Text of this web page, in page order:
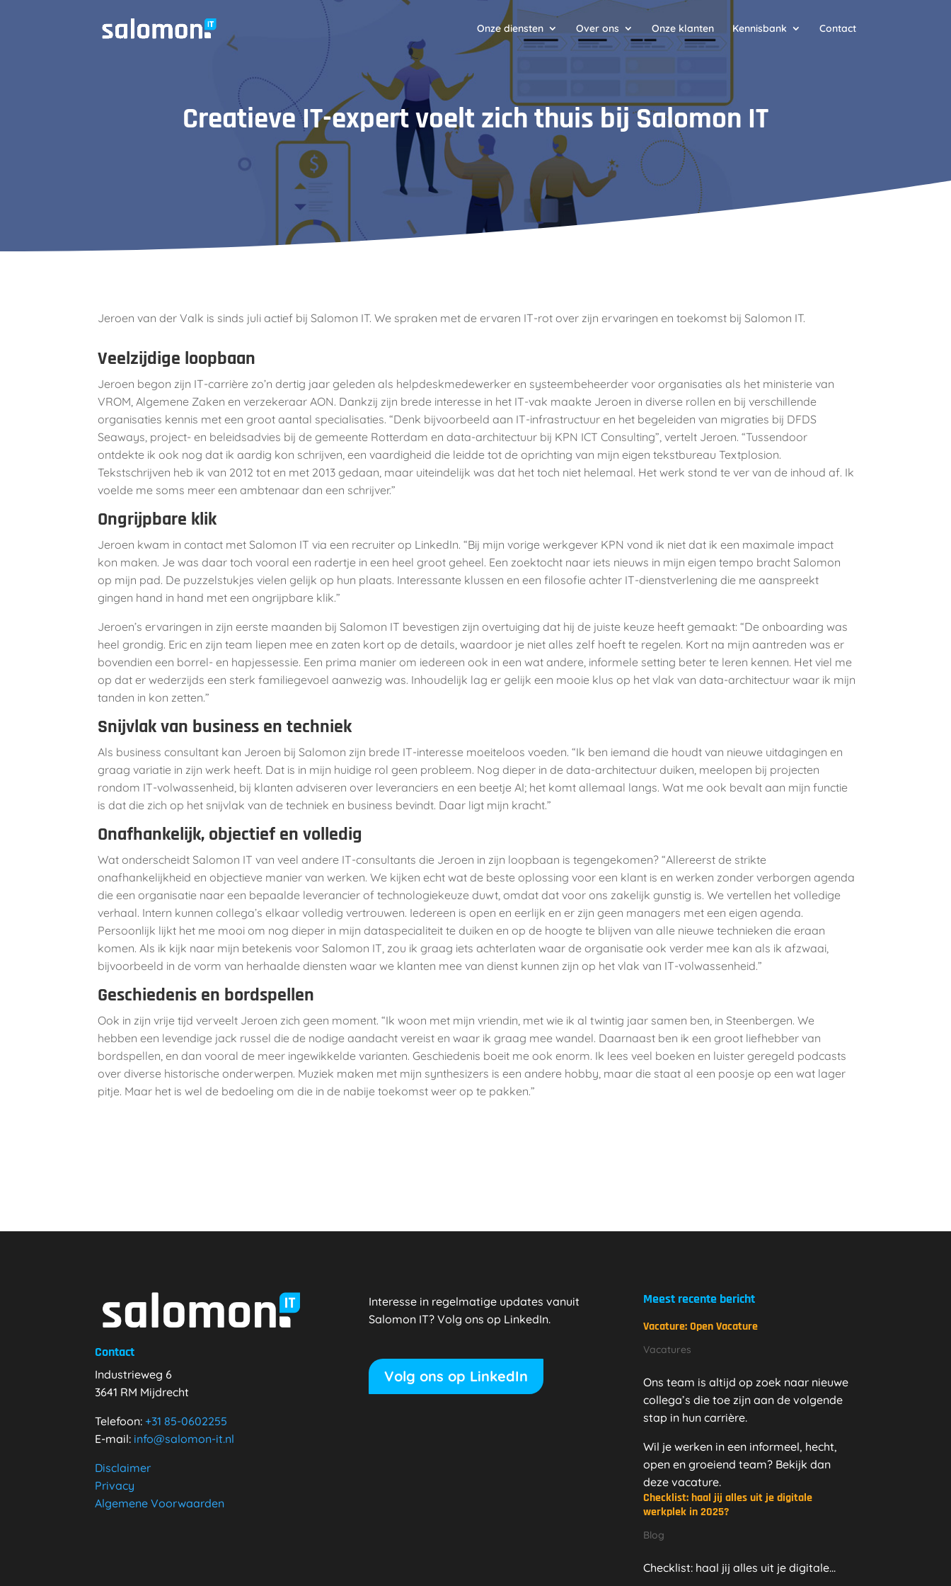
Onze diensten Over ons Onze klanten Kennisbank Contact
Creatieve IT-expert voelt zich thuis bij Salomon IT
Jeroen van der Valk is sinds juli actief bij Salomon IT. We spraken met de ervaren IT-rot over zijn ervaringen en toekomst bij Salomon IT.
Veelzijdige loopbaan
Jeroen begon zijn IT-carrière zo’n dertig jaar geleden als helpdeskmedewerker en systeembeheerder voor organisaties als het ministerie van
VROM, Algemene Zaken en verzekeraar AON. Dankzij zijn brede interesse in het IT-vak maakte Jeroen in diverse rollen en bij verschillende
organisaties kennis met een groot aantal specialisaties. “Denk bijvoorbeeld aan IT-infrastructuur en het begeleiden van migraties bij DFDS
Seaways, project- en beleidsadvies bij de gemeente Rotterdam en data-architectuur bij KPN ICT Consulting”, vertelt Jeroen. “Tussendoor
ontdekte ik ook nog dat ik aardig kon schrijven, een vaardigheid die leidde tot de oprichting van mijn eigen tekstbureau Textplosion.
Tekstschrijven heb ik van 2012 tot en met 2013 gedaan, maar uiteindelijk was dat het toch niet helemaal. Het werk stond te ver van de inhoud af. Ik
voelde me soms meer een ambtenaar dan een schrijver.”
Ongrijpbare klik
Jeroen kwam in contact met Salomon IT via een recruiter op LinkedIn. “Bij mijn vorige werkgever KPN vond ik niet dat ik een maximale impact
kon maken. Je was daar toch vooral een radertje in een heel groot geheel. Een zoektocht naar iets nieuws in mijn eigen tempo bracht Salomon
op mijn pad. De puzzelstukjes vielen gelijk op hun plaats. Interessante klussen en een filosofie achter IT-dienstverlening die me aanspreekt
gingen hand in hand met een ongrijpbare klik.”
Jeroen’s ervaringen in zijn eerste maanden bij Salomon IT bevestigen zijn overtuiging dat hij de juiste keuze heeft gemaakt: “De onboarding was
heel grondig. Eric en zijn team liepen mee en zaten kort op de details, waardoor je niet alles zelf hoeft te regelen. Kort na mijn aantreden was er
bovendien een borrel- en hapjessessie. Een prima manier om iedereen ook in een wat andere, informele setting beter te leren kennen. Het viel me
op dat er wederzijds een sterk familiegevoel aanwezig was. Inhoudelijk lag er gelijk een mooie klus op het vlak van data-architectuur waar ik mijn
tanden in kon zetten.”
Snijvlak van business en techniek
Als business consultant kan Jeroen bij Salomon zijn brede IT-interesse moeiteloos voeden. “Ik ben iemand die houdt van nieuwe uitdagingen en
graag variatie in zijn werk heeft. Dat is in mijn huidige rol geen probleem. Nog dieper in de data-architectuur duiken, meelopen bij projecten
rondom IT-volwassenheid, bij klanten adviseren over leveranciers en een beetje AI; het komt allemaal langs. Wat me ook bevalt aan mijn functie
is dat die zich op het snijvlak van de techniek en business bevindt. Daar ligt mijn kracht.”
Onafhankelijk, objectief en volledig
Wat onderscheidt Salomon IT van veel andere IT-consultants die Jeroen in zijn loopbaan is tegengekomen? “Allereerst de strikte
onafhankelijkheid en objectieve manier van werken. We kijken echt wat de beste oplossing voor een klant is en werken zonder verborgen agenda
die een organisatie naar een bepaalde leverancier of technologiekeuze duwt, omdat dat voor ons zakelijk gunstig is. We vertellen het volledige
verhaal. Intern kunnen collega’s elkaar volledig vertrouwen. Iedereen is open en eerlijk en er zijn geen managers met een eigen agenda.
Persoonlijk lijkt het me mooi om nog dieper in mijn dataspecialiteit te duiken en op de hoogte te blijven van alle nieuwe technieken die eraan
komen. Als ik kijk naar mijn betekenis voor Salomon IT, zou ik graag iets achterlaten waar de organisatie ook verder mee kan als ik afzwaai,
bijvoorbeeld in de vorm van herhaalde diensten waar we klanten mee van dienst kunnen zijn op het vlak van IT-volwassenheid.”
Geschiedenis en bordspellen
Ook in zijn vrije tijd verveelt Jeroen zich geen moment. “Ik woon met mijn vriendin, met wie ik al twintig jaar samen ben, in Steenbergen. We
hebben een levendige jack russel die de nodige aandacht vereist en waar ik graag mee wandel. Daarnaast ben ik een groot liefhebber van
bordspellen, en dan vooral de meer ingewikkelde varianten. Geschiedenis boeit me ook enorm. Ik lees veel boeken en luister geregeld podcasts
over diverse historische onderwerpen. Muziek maken met mijn synthesizers is een andere hobby, maar die staat al een poosje op een wat lager
pitje. Maar het is wel de bedoeling om die in de nabije toekomst weer op te pakken.”
Contact
Industrieweg 6
3641 RM Mijdrecht
Telefoon:+3185-0602255
E-mail: info@salomon-it.nl
Disclaimer
Privacy
Algemene Voorwaarden
Interesse in regelmatige updates vanuit
Salomon IT? Volg ons op LinkedIn.
Volg ons op LinkedIn
Meest recente bericht
Vacature: Open Vacature
Vacatures
Ons team is altijd op zoek naar nieuwe
collega’s die toe zijn aan de volgende
stap in hun carrière.
Wil je werken in een informeel, hecht,
open en groeiend team? Bekijk dan
deze vacature.
Checklist: haal jij alles uit je digitale
werkplek in 2025?
Blog
Checklist: haal jij alles uit je digitale...